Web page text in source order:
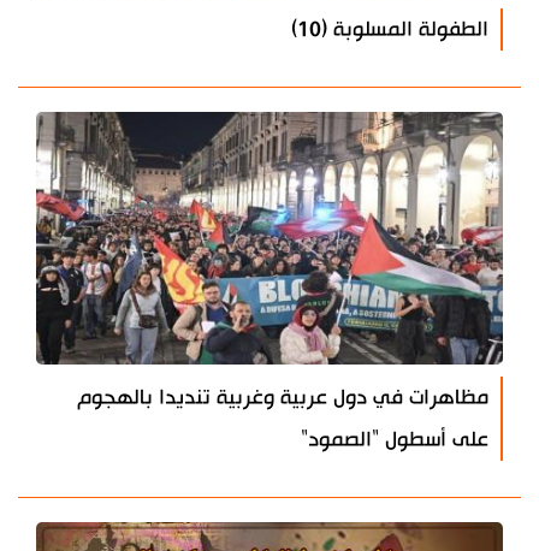
الطفولة المسلوبة (10)
مظاهرات في دول عربية وغربية تنديدا بالهجوم
على أسطول "الصمود"